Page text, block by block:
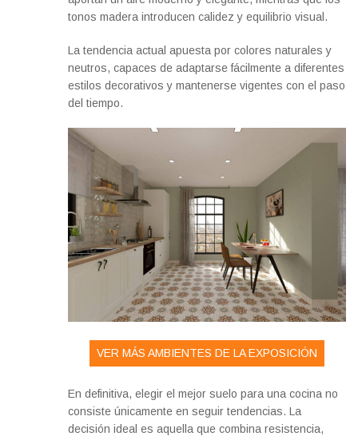
tonos madera introducen calidez y equilibrio visual.
La tendencia actual apuesta por colores naturales y
neutros, capaces de adaptarse fácilmente a diferentes
estilos decorativos y mantenerse vigentes con el paso
del tiempo.
VER MÁS AMBIENTES DE LA EXPOSICIÓN
En definitiva, elegir el mejor suelo para una cocina no
consiste únicamente en seguir tendencias. La
decisión ideal es aquella que combina resistencia,